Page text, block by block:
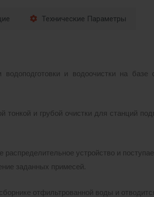
Технические Параметры
и водоочистки на
и грубой очистки для станций
устройство и
заданных примесей.
отфильтрованной воды и отводится